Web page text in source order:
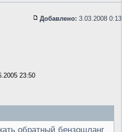
Добавлено: 3.03.2008 0:13
23:50
обратный бензошланг